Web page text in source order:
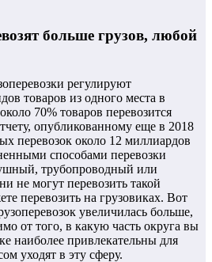
больше грузов, любой
регулируют
товаров из одного места в
70% товаров перевозится
опубликованному еще в 2018
перевозок около 12 миллиардов
способами перевозки
трубопроводный или
не могут перевозить такой
перевозить на грузовиках. Вот
увеличилась больше,
от того, в какую часть округа вы
наиболее привлекательны для
уходят в эту сферу.